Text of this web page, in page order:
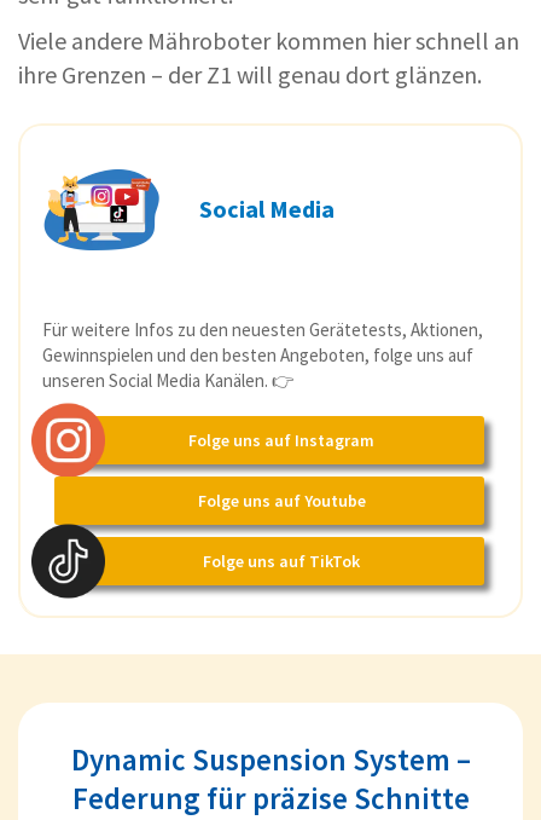
Viele andere Mähroboter kommen hier schnell an
ihre Grenzen – der Z1 will genau dort glänzen.
Social Media
Für weitere Infos zu den neuesten Gerätetests, Aktionen,
Gewinnspielen und den besten Angeboten, folge uns auf
unseren Social Media Kanälen. 👉
Folge uns auf Instagram
Folge uns auf Youtube
Folge uns auf TikTok
Dynamic Suspension System –
Federung für präzise Schnitte